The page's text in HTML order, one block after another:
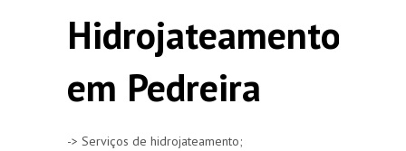
Hidrojateamento
em Pedreira
-> Serviços de hidrojateamento;